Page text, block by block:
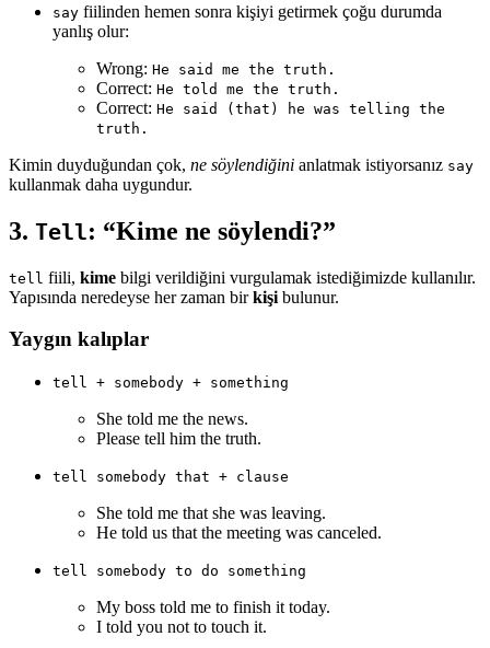
say fiilinden hemen sonra kişiyi getirmek çoğu durumda
yanlış olur:
Wrong: He said me the truth.
Correct: He told me the truth.
Correct: He said (that) he was telling the
truth.
Kimin duyduğundan çok, ne söylendiğini anlatmak istiyorsanız say
kullanmak daha uygundur.
3. Tell: “Kime ne söylendi?”
tell fiili, kime bilgi verildiğini vurgulamak istediğimizde kullanılır.
Yapısında neredeyse her zaman birkişi bulunur.
Yaygın kalıplar
tell + somebody + something
She told me the news.
Please tell him the truth.
tell somebody that + clause
She told me that she was leaving.
He told us that the meeting was canceled.
tell somebody to do something
My boss told me to finish it today.
I told you not to touch it.